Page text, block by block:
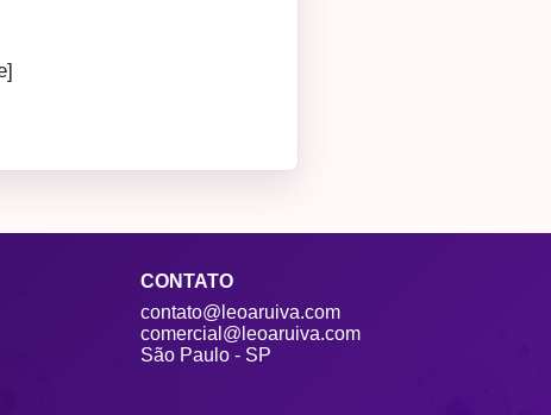
]
CONTATO
contato@leoaruiva.com
comercial@leoaruiva.com
São Paulo - SP